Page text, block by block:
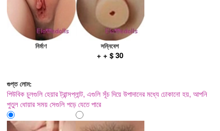
নির্মাণ সন্নিবেশ
+ + $ 30
গুপ্ত লোম:
পিউবিক চুলগুলি হেয়ার ট্রান্সপ্লান্ট, এগুলি সূঁচ দিয়ে উপাদানের মধ্যে ঢোকানো হয়, আপনি
পুতুল ধোয়ার সময় সেগুলি পড়ে যেতে পারে